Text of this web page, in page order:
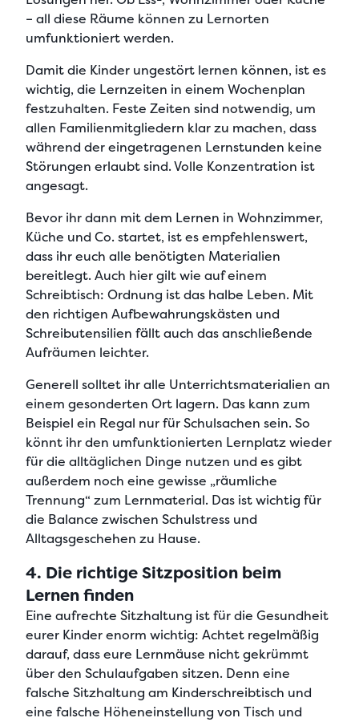
– all diese Räume können zu Lernorten
umfunktioniert werden.
Damit die Kinder ungestört lernen können, ist es
wichtig, die Lernzeiten in einem Wochenplan
festzuhalten. Feste Zeiten sind notwendig, um
allen Familienmitgliedern klar zu machen, dass
während der eingetragenen Lernstunden keine
Störungen erlaubtsind. Volle Konzentration ist
angesagt.
Bevor ihr dann mit dem Lernen in Wohnzimmer,
Küche und Co. startet, ist es empfehlenswert,
dass ihr euch alle benötigten Materialien
bereitlegt. Auch hier gilt wie auf einem
Schreibtisch: Ordnung ist das halbe Leben. Mit
den richtigen Aufbewahrungskästen und
Schreibutensilien fällt auch das anschließende
Aufräumen leichter.
Generell solltet ihralle Unterrichtsmaterialien an
einem gesonderten Ort lagern. Das kann zum
Beispiel ein Regal nur für Schulsachen sein. So
könnt ihr den umfunktionierten Lernplatz wieder
für die alltäglichen Dinge nutzen und es gibt
außerdem noch eine gewisse „räumliche
Trennung“ zum Lernmaterial. Das ist wichtig für
die Balance zwischen Schulstress und
Alltagsgeschehen zu Hause.
4. Die richtige Sitzposition beim
Lernen finden
Eine aufrechte Sitzhaltung ist für die Gesundheit
eurer Kinder enorm wichtig: Achtet regelmäßig
darauf, dass eure Lernmäuse nicht gekrümmt
über den Schulaufgaben sitzen. Denn eine
falsche Sitzhaltung am Kinderschreibtisch und
eine falsche Höheneinstellung von Tisch und